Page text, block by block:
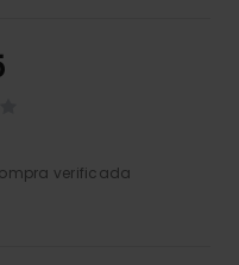
verificada